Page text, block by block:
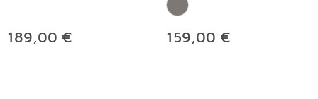
189,00 € 159,00 €